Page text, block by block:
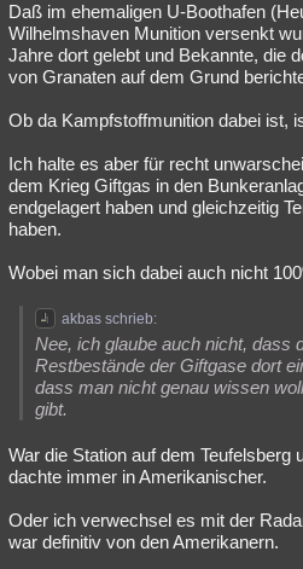
Übersichten
Besucht Teilgenommen Alle
Daß im ehemaligen U-Boothafen
Wilhelmshaven Munition versenkt
Jahre dort gelebt und Bekannte, die
von Granaten auf dem Grund
Ob da Kampfstoffmunition dabei ist,
Ich halte es aber für recht
dem Krieg Giftgas in den
endgelagert haben und gleichzeitig
haben.
Wobei man sich dabei auch nicht
akbas schrieb:
Nee, ich glaube auch nicht, dass
Restbestände der Giftgase dort
dass man nicht genau wissen
gibt.
War die Station auf dem Teufelsberg
dachte immer in Amerikanischer.
Oder ich verwechsel es mit der
war definitiv von den Amerikanern.